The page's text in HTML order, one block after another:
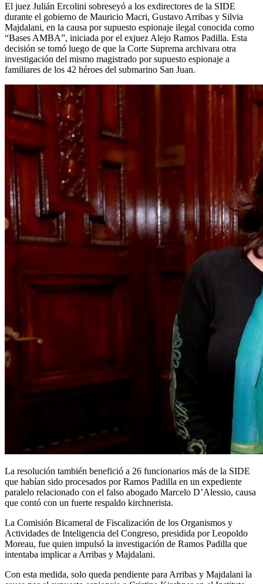
El juez Julián Ercolini sobreseyó a los exdirectores de la SIDE
durante el gobierno de Mauricio Macri, Gustavo Arribas y Silvia
Majdalani, en la causa por supuesto espionaje ilegal conocida como
“Bases AMBA”, iniciada por el exjuez Alejo Ramos Padilla. Esta
decisión se tomó luego de que la Corte Suprema archivara otra
investigación del mismo magistrado por supuesto espionaje a
familiares de los 42 héroes del submarino San Juan.
La resolución también benefició a 26 funcionarios más de la SIDE
que habían sido procesados por Ramos Padilla en un expediente
paralelo relacionado con el falso abogado Marcelo D’Alessio, causa
que contó con un fuerte respaldo kirchnerista.
La Comisión Bicameral de Fiscalización de los Organismos y
Actividades de Inteligencia del Congreso, presidida por Leopoldo
Moreau, fue quien impulsó la investigación de Ramos Padilla que
intentaba implicar a Arribas y Majdalani.
Con esta medida, solo queda pendiente para Arribas y Majdalani la